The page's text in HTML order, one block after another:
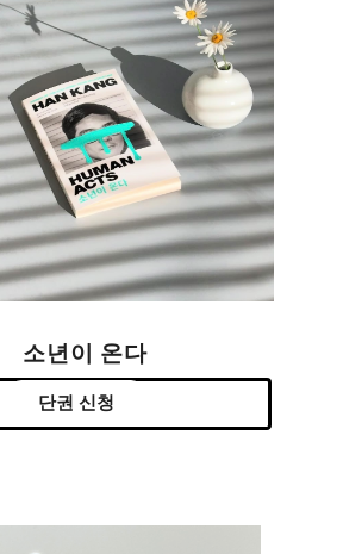
소년이 온다
단권 신청